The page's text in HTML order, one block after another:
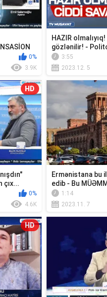
0%
3.9K
HAZIR
gözlənilir! -
ANONS
3:55
2023.12. 5
HD
çıx...
0%
4.6K
Ermənistana bu
edib - Bu
NİYƏ e...
1:14
2023.11. 7
HD